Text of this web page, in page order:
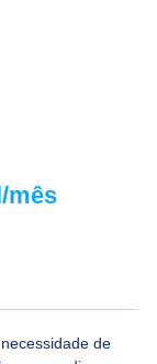
mês
de